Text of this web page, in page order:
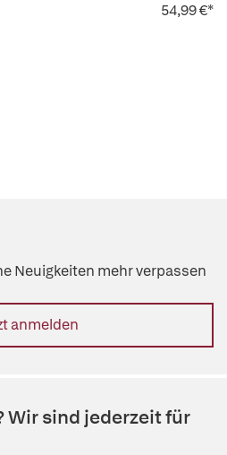
54,99 €*
Neuigkeiten mehr verpassen
anmelden
Wir sind jederzeit für